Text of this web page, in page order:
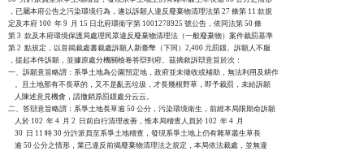
，已屬本府公告之污染環境行為，遂以訴願人違反廢棄物清理法第 27 條第 11 款規
定及本府 100  年 9  月 15 日北府環衛字第 1001278925 號公告，依同法第 50 條
第 3  款及本府環境保護局處理民眾違反廢棄物清理法（一般廢棄物）案件裁罰基準
第 2  點規定，以首揭裁處書裁處訴願人新臺幣（下同）2,400 元罰鍰。訴願人不服
，提起本件訴願，並據原處分機關檢卷答辯到府。茲摘敘訴辯意旨於次：
一、訴願意旨略謂：系爭土地為公園預定地，政府並未徵收或補助，無法利用及耕作
    。且土地那有不長草的，又不是亂丟垃圾，才長幾根野草，即予裁罰，未給訴願
    人陳述意見機會，請撤銷原罰鍰處分云云。
二、答辯意旨略謂：系爭土地長草逾 50 公分，污染環境衛生，前經本局限期命訴願
    人於 102  年 4  月 2  日前自行清理改善，惟本局稽查人員於 102  年 4  月
    30  日 11 時 30 分許派員至系爭土地稽查，發現系爭土地上仍有雜草叢生草長
    逾 50 公分之情形，業已違反前揭廢棄物清理法之規定，本局依法裁處，並無違